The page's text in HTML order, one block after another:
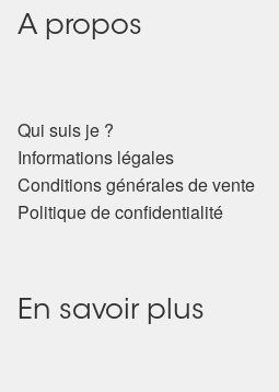
A propos
Qui suis je ?
Informations légales
Conditions générales de vente
Politique de confidentialité
En savoir plus